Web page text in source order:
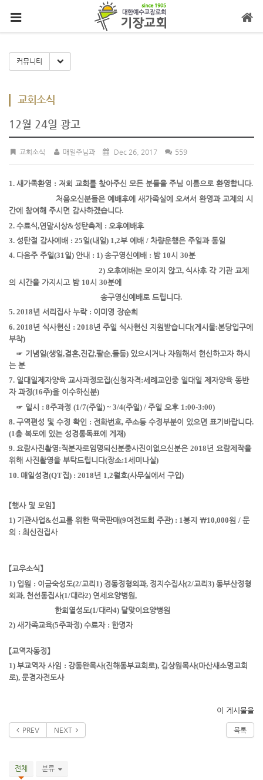
커뮤니티 Toggle Dropdown
교회소식
12월 24일 광고
교회소식 매일주님과 Dec 26, 2017 559
1. 새가족환영 : 저희 교회를 찾아주신 모든 분들을 주님 이름으로 환영합니다.
처음오신분들은 예배후에 새가족실에 오셔서 환영과 교제의 시
간에 참여해 주시면 감사하겠습니다.
2. 수료식,연말시상&성탄축제 : 오후예배후
3. 성탄절 감사예배 : 25일(내일) 1,2부 예배 / 차량운행은 주일과 동일
4. 다음주 주일(31일) 안내 : 1) 송구영신예배 : 밤 10시 30분
2) 오후예배는 모이지 않고, 식사후 각 기관 교제
의 시간을 가지시고 밤 10시 30분에
송구영신예배로 드립니다.
5. 2018년 서리집사 누락 : 이미영 장순희
6. 2018년 식사헌신 : 2018년 주일 식사헌신 지원받습니다(게시물:본당입구에
부착)
☞ 기념일(생일,결혼,진갑,팔순,돌등) 있으시거나 자원해서 헌신하고자 하시
는 분
7. 일대일제자양육 교사과정모집(신청자격:세례교인중 일대일 제자양육 동반
자 과정(16주)을 이수하신분)
☞ 일시 : 8주과정 (1/7(주일) ~ 3/4(주일) / 주일 오후 1:00-3:00)
8. 구역편성 및 수정 확인 : 전화번호, 주소등 수정부분이 있으면 표기바랍니다.
(1층 복도에 있는 성경통독표에 게재)
9. 요람사진촬영:직분자로임명되신분중사진이 없으신분은 2018년 요람제작을
위해 사진촬영을 부탁드립니다(장소:1세미나실)
10. 매일성경(QT집) : 2018년 1,2월호(사무실에서 구입)
【행사 및 모임】
1) 기관사업&선교를 위한 떡국판매(9여전도회 주관) : 1봉지 ￦10,000원 / 문
의 : 최신진집사
【교우소식】
1) 입원 : 이금숙성도(2/교리1) 경동정형외과, 정지수집사(2/교리3) 동부산정형
외과, 천선동집사(1/대라2) 연세요양병원,
한희열성도(1/대라4) 달맞이요양병원
2) 새가족교육(5주과정) 수료자 : 한명자
【교역자동정】
1) 부교역자 사임 : 강동완목사(진해동부교회로), 김상원목사(마산새소명교회
로), 문경자전도사
이 게시물을
PREV NEXT 목록
전체 분류